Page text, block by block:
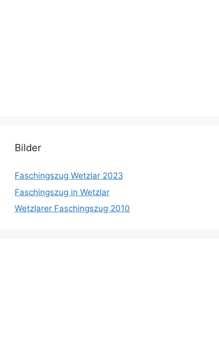
Bilder
Faschingszug Wetzlar 2023
Faschingszug in Wetzlar
Wetzlarer Faschingszug 2010